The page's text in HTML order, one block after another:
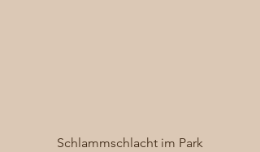
Schlammschlacht im Park